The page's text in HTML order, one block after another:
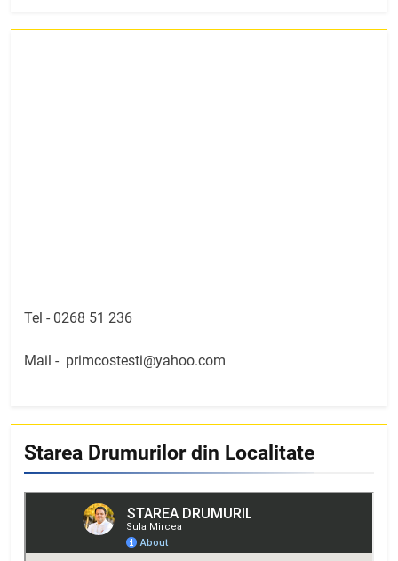
Tel - 0268 51 236
Mail - primcostesti@yahoo.com
Starea Drumurilor din Localitate